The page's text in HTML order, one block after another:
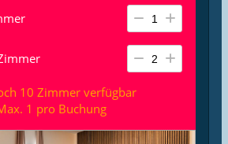
10 Zimmer verfügbar
1 pro Buchung